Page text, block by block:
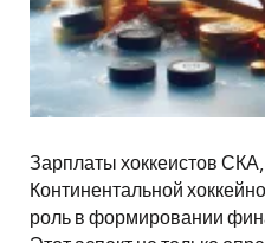
Зарплаты хоккеистов
Континентальной
роль в формировании